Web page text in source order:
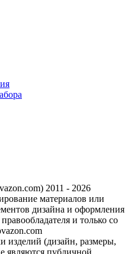
2011 - 2026
материалов или
дизайна и оформления
и только со
изделий (дизайн, размеры,